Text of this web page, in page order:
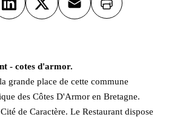
LinkedInX Email Imprimer
- cotes d'armor.
grande place de cette commune
des Côtes D'Armor en Bretagne.
de Caractère. Le Restaurant dispose